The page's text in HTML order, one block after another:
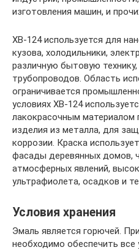
изготовления машин, и
ХВ-124 используется для
кузова, холодильники,
различную бытовую
трубопроводов. Область
ограничивается
условиях ХВ-124
лакокрасочным
изделия из металла, для
коррозии. Краска
фасады деревянных домов,
атмосферных явлений,
ультрафиолета, осадков и
Условия хранения
Эмаль является горючей.
необходимо обеспечить все